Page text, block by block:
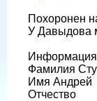
Похоронен
У Давыдова
Фамилия
Имя Андрей
Отчество